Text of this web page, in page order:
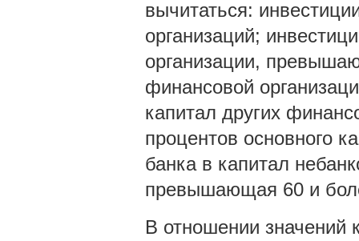
вычитаться:
организаций;
организации,
финансовой
капитал других
процентов основного
банка в капитал
превышающая 60 и
В отношении значений